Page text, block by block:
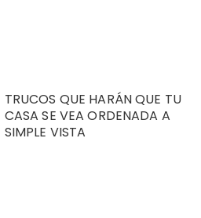
TRUCOS QUE HARÁN QUE TU
CASA SE VEA ORDENADA A
SIMPLE VISTA